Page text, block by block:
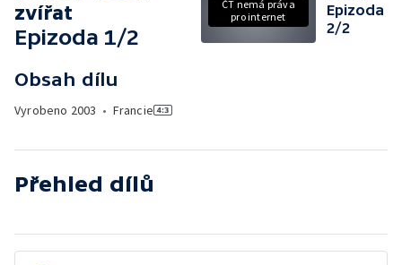
zvířat
Epizoda 1/2
Obsah dílu
Vyrobeno 2003 • Francie
ČT nemá práva
pro internet
Epizoda
2/2
Přehled dílů